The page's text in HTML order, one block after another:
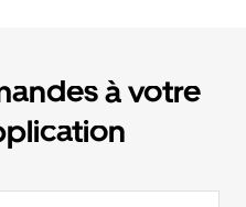
à votre